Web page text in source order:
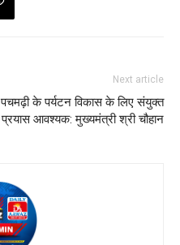
Next article
पचमढ़ी के पर्यटन विकास के लिए संयुक्त
प्रयास आवश्यक: मुख्यमंत्री श्री चौहान